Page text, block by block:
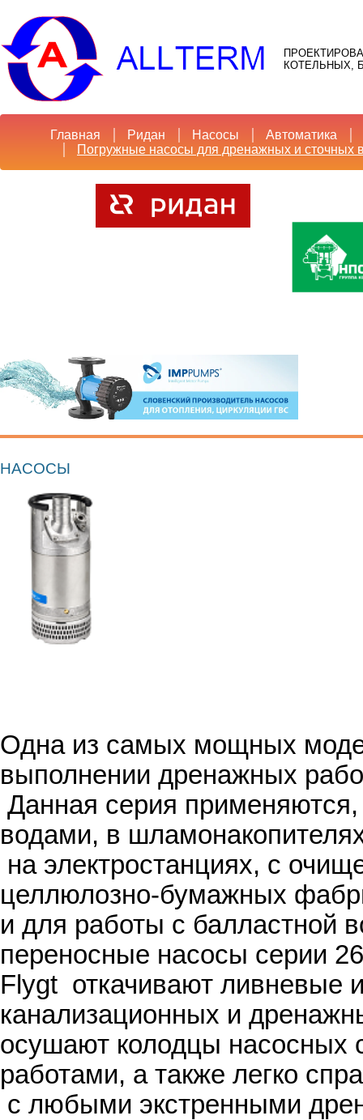
КОТЕЛЬНЫХ,
Главная Ридан Насосы
Автоматика
Погружные насосы для дренажных и сточных
НАСОСЫ
Одна из самых мощных
выполнении дренажных
Данная серия
водами, в
на электростанциях, с
целлюлозно-бумажных
и для работы с балластной
переносные насосы серии
Flygt откачивают ливневые
канализационных и
осушают колодцы насосных
работами, а также легко
с любыми экстренными